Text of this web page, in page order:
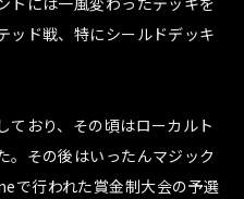
ッド戦、特にシールドデッキ
ており、その頃はローカルト
。その後はいったんマジック
で行われた賞金制大会の予選